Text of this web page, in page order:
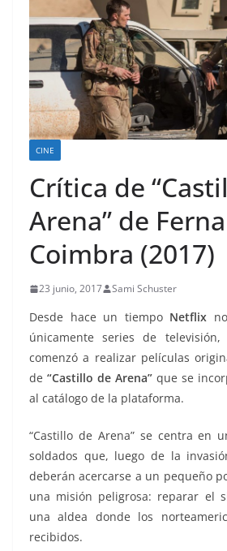
CINE
Crítica de
Arena” de
Coimbra (2017)
23 junio, 2017 Sami Schuster
Desde hace un tiempo Netflix
únicamente series de
comenzó a realizar películas
de “Castillo de Arena” que se
al catálogo de la plataforma.
“Castillo de Arena” se centra en
soldados que, luego de la
deberán acercarse a un pequeño
una misión peligrosa: reparar el
una aldea donde los
recibidos.